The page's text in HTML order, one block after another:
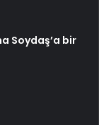
Soydaş’a bir